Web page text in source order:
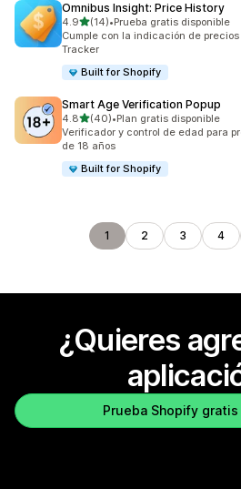
Omnibus Insight: Price History
4.9de 5 estrellas
(14)
14 reseñas en total
•Prueba gratis disponible
Cumple con la indicación de
Tracker
Built for Shopify
Smart Age Verification Popup
4.8de 5 estrellas
(40)
40 reseñas en total
•Plan gratis disponible
Verificador y control de edad para
de 18 años
Built for Shopify
1 2 3 4
¿Quieres
Prueba Shopify